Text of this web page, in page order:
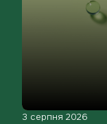
14 липня 2026